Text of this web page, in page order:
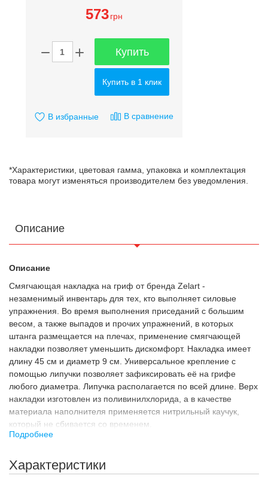
573 грн
Купить
Купить в 1 клик
В избранные В сравнение
*Характеристики, цветовая гамма, упаковка и комплектация
товара могут изменяться производителем без уведомления.
Описание
Описание
Смягчающая накладка на гриф от бренда Zelart -
незаменимый инвентарь для тех, кто выполняет силовые
упражнения. Во время выполнения приседаний с большим
весом, а также выпадов и прочих упражнений, в которых
штанга размещается на плечах, применение смягчающей
накладки позволяет уменьшить дискомфорт. Накладка имеет
длину 45 см и диаметр 9 см. Универсальное крепление с
помощью липучки позволяет зафиксировать её на грифе
любого диаметра. Липучка располагается по всей длине. Верх
накладки изготовлен из поливинилхлорида, а в качестве
материала наполнителя применяется нитрильный каучук,
который не сбивается со временем.
Назначение
Во время выполнения тренировок со штангой накладку
следует разместить в месте, где штанга будет прилегать к
Подробнее
Характеристики